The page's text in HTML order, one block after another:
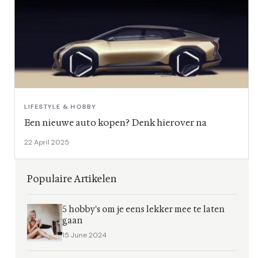
LIFESTYLE & HOBBY
Een nieuwe auto kopen? Denk hierover na
22 April 2025
Populaire Artikelen
5 hobby's om je eens lekker mee te laten
gaan
15 June 2024